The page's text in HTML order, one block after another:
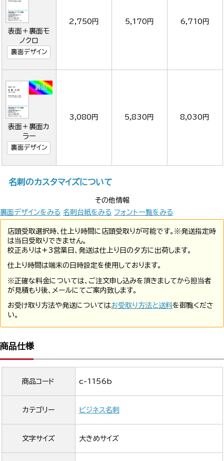
表面＋裏面モ
ノクロ
裏面デザイン
2,750円 5,170円 6,710円
表面＋裏面カ
ラー
裏面デザイン
3,080円 5,830円 8,030円
名刺のカスタマイズについて
その他情報
裏面デザインをみる 名刺台紙をみる フォント一覧をみる
店頭受取選択時、仕上り時間に店頭受取りが可能です。※発送指定時
は当日受取りできません。
校正ありは+3営業日、発送は仕上り日の夕方に出荷します。
仕上り時間は端末の日時設定を使用しております。
※正確な料金については、ご注文申し込みを頂きましてから担当者
が見積もり後、メールにてご案内致します。
お受け取り方法や発送についてはお受取り方法と送料を御覧くださ
い。
商品仕様
商品コード c-1156b
カテゴリー ビジネス名刺
文字サイズ 大きめサイズ